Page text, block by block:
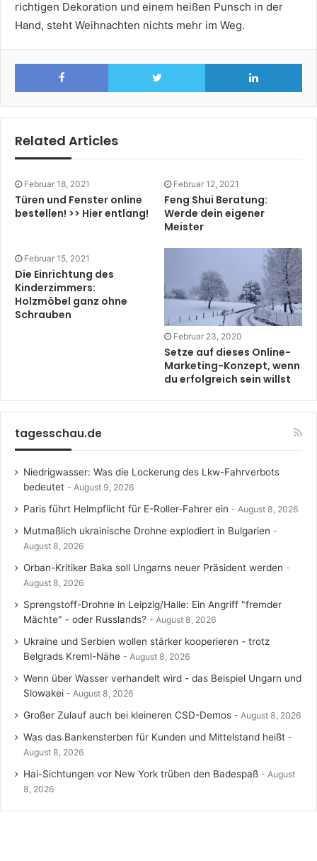
richtigen Dekoration und einem heißen Punsch in der
Hand, steht Weihnachten nichts mehr im Weg.
Facebook Twitter
Related Articles
Februar 18, 2021
Türen und Fenster online
bestellen! >> Hier entlang!
Februar 12, 2021
Feng Shui Beratung:
Werde dein eigener
Meister
Februar 15, 2021
Die Einrichtung des
Kinderzimmers:
Holzmöbel ganz ohne
Schrauben
Februar 23, 2020
Setze auf dieses Online-
Marketing-Konzept, wenn
du erfolgreich sein willst
tagesschau.de
Niedrigwasser: Was die Lockerung des Lkw-Fahrverbots
bedeutet
August 9, 2026
Paris führt Helmpflicht für E-Roller-Fahrer ein August 8, 2026
Mutmaßlich ukrainische Drohne explodiert in Bulgarien
August 8, 2026
Orban-Kritiker Baka soll Ungarns neuer Präsident werden
August 8, 2026
Sprengstoff-Drohne in Leipzig/Halle: Ein Angriff "fremder
Mächte" - oder Russlands?
August 8, 2026
Ukraine und Serbien wollen stärker kooperieren - trotz
Belgrads Kreml-Nähe
August 8, 2026
Wenn über Wasser verhandelt wird - das Beispiel Ungarn und
Slowakei
August 8, 2026
Großer Zulauf auch bei kleineren CSD-Demos August 8, 2026
Was das Bankensterben für Kunden und Mittelstand heißt
August 8, 2026
Hai-Sichtungen vor New York trüben den Badespaß
August
8, 2026